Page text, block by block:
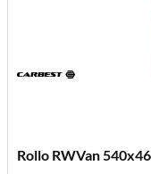
Rollo RWVan